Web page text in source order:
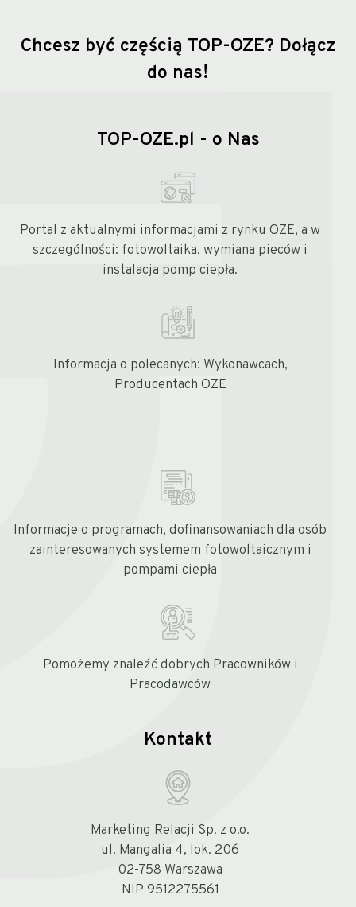
Chcesz być częścią TOP-OZE? Dołącz
do nas!
TOP-OZE.pl - o Nas
Portal z aktualnymi informacjami z rynku OZE, a w
szczególności: fotowoltaika, wymiana pieców i
instalacja pomp ciepła.
Informacja o polecanych: Wykonawcach,
Producentach OZE
Informacje o programach, dofinansowaniach dla osób
zainteresowanych systemem fotowoltaicznym i
pompami ciepła
Pomożemy znaleźć dobrych Pracowników i
Pracodawców
Kontakt
Marketing Relacji Sp. z o.o.
ul. Mangalia 4, lok. 206
02-758 Warszawa
NIP 9512275561